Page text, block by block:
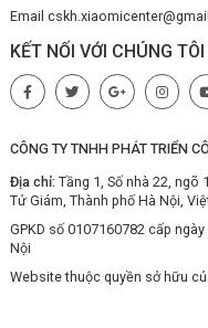
minh. Khi ở trạng thái nằm
khu vực gầm thấp như gầm
13cm. Điều này giúp việc lau
bỏ bụi bẩn và vi khuẩn ở
tiếp cận.
Email
KẾT NỐI VỚI CHÚNG TÔI
CÔNG TY TNHH PHÁT TRIỂN
Địa chỉ: Tầng 1, Số nhà 22, ngõ
Tử Giám, Thành phố Hà Nội,
GPKD số 0107160782 cấp
Nội
Website thuộc quyền sở hữu